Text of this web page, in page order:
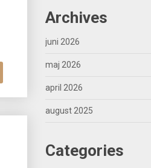
Archives
juni 2026
maj 2026
april 2026
august 2025
Categories